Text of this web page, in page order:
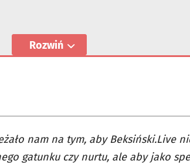
Rozwiń
nam na tym, aby Beksiński.Live
gatunku czy nurtu, ale aby jako